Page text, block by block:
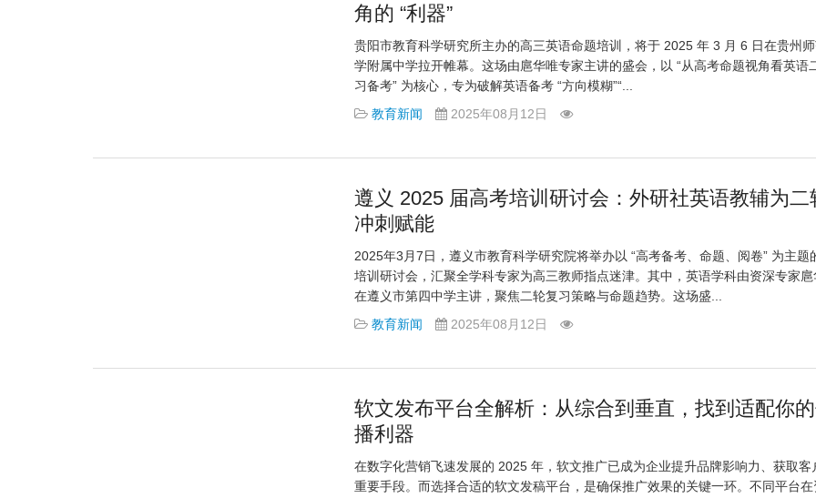
角的 “利器”
贵阳市教育科学研究所主办的高三英语命题培训，将于 2025 年 3 月 6 日在贵州
学附属中学拉开帷幕。这场由扈华唯专家主讲的盛会，以 “从高考命题视角看英语
习备考” 为核心，专为破解英语备考 “方向模糊”“...
教育新闻
2025年08月12日
遵义 2025 届高考培训研讨会：外研社英语教辅为二
冲刺赋能
2025年3月7日，遵义市教育科学研究院将举办以 “高考备考、命题、阅卷” 为主题
培训研讨会，汇聚全学科专家为高三教师指点迷津。其中，英语学科由资深专家扈
在遵义市第四中学主讲，聚焦二轮复习策略与命题趋势。这场盛...
教育新闻
2025年08月12日
软文发布平台全解析：从综合到垂直，找到适配你
播利器
在数字化营销飞速发展的 2025 年，软文推广已成为企业提升品牌影响力、获取客
重要手段。而选择合适的软文发稿平台，是确保推广效果的关键一环。不同平台在